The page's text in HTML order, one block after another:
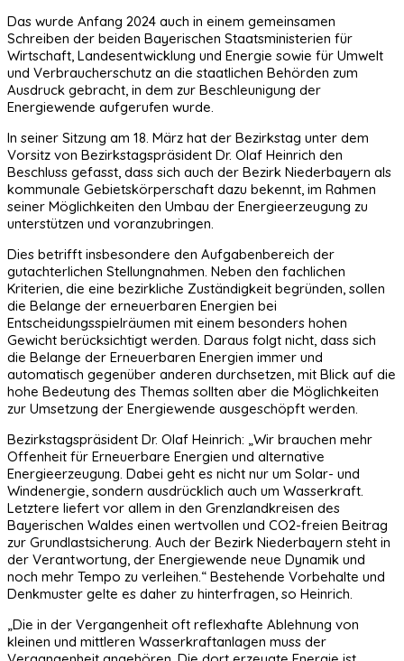
Das wurde Anfang 2024 auch in einem gemeinsamen
Schreiben der beiden Bayerischen Staatsministerien für
Wirtschaft, Landesentwicklung und Energie sowie für Umwelt
und Verbraucherschutz an die staatlichen Behörden zum
Ausdruck gebracht, in dem zur Beschleunigung der
Energiewende aufgerufen wurde.
In seiner Sitzung am 18. März hat der Bezirkstag unter dem
Vorsitz von Bezirkstagspräsident Dr. Olaf Heinrich den
Beschluss gefasst, dass sich auch der Bezirk Niederbayern als
kommunale Gebietskörperschaft dazu bekennt, im Rahmen
seiner Möglichkeiten den Umbau der Energieerzeugung zu
unterstützen und voranzubringen.
Dies betrifft insbesondere den Aufgabenbereich der
gutachterlichen Stellungnahmen. Neben den fachlichen
Kriterien, die eine bezirkliche Zuständigkeit begründen, sollen
die Belange der erneuerbaren Energien bei
Entscheidungsspielräumen mit einem besonders hohen
Gewicht berücksichtigt werden. Daraus folgt nicht, dass sich
die Belange der Erneuerbaren Energien immer und
automatisch gegenüber anderen durchsetzen, mit Blick auf die
hohe Bedeutung des Themas sollten aber die Möglichkeiten
zur Umsetzung der Energiewende ausgeschöpft werden.
Bezirkstagspräsident Dr. Olaf Heinrich: „Wir brauchen mehr
Offenheit für Erneuerbare Energien und alternative
Energieerzeugung. Dabei geht es nicht nur um Solar- und
Windenergie, sondern ausdrücklich auch um Wasserkraft.
Letztere liefert vor allem in den Grenzlandkreisen des
Bayerischen Waldes einen wertvollen und CO2-freien Beitrag
zur Grundlastsicherung. Auch der Bezirk Niederbayern steht in
der Verantwortung, der Energiewende neue Dynamik und
noch mehr Tempo zu verleihen.“ Bestehende Vorbehalte und
Denkmuster gelte es daher zu hinterfragen, so Heinrich.
„Die in der Vergangenheit oft reflexhafte Ablehnung von
kleinen und mittleren Wasserkraftanlagen muss der